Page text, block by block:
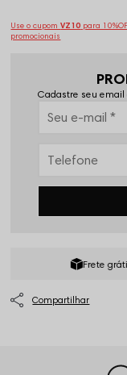
Use o cupomVZ10 para
promocionais
Cadastre seu email
Frete